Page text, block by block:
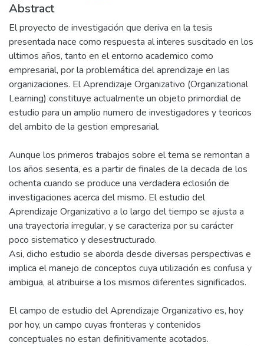
Abstract
El proyecto de investigación que deriva en la tesis
presentada nace como respuesta al interes suscitado en los
ultimos años, tanto en el entorno academico como
empresarial, por la problemática del aprendizaje en las
organizaciones. El Aprendizaje Organizativo (Organizational
Learning) constituye actualmente un objeto primordial de
estudio para un amplio numero de investigadores y teoricos
del ambito de la gestion empresarial.
Aunque los primeros trabajos sobre el tema se remontan a
los años sesenta, es a partir de finales de la decada de los
ochenta cuando se produce una verdadera eclosión de
investigaciones acerca del mismo. El estudio del
Aprendizaje Organizativo a lo largo del tiempo se ajusta a
una trayectoria irregular, y se caracteriza por su carácter
poco sistematico y desestructurado.
Asi, dicho estudio se aborda desde diversas perspectivas e
implica el manejo de conceptos cuya utilización es confusa y
ambigua, al atribuirse a los mismos diferentes significados.
El campo de estudio del Aprendizaje Organizativo es, hoy
por hoy, un campo cuyas fronteras y contenidos
conceptuales no estan definitivamente acotados.